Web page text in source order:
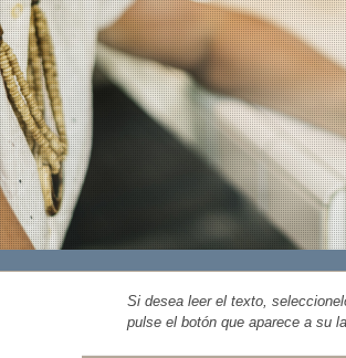
Si desea leer el texto,
pulse el botón que aparece a su